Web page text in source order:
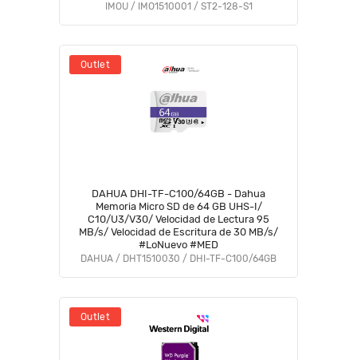
IMOU / IMO1510001 / ST2-128-S1
Outlet
DAHUA DHI-TF-C100/64GB - Dahua
Memoria Micro SD de 64 GB UHS-I/
C10/U3/V30/ Velocidad de Lectura 95
MB/s/ Velocidad de Escritura de 30 MB/s/
#LoNuevo #MED
DAHUA / DHT1510030 / DHI-TF-C100/64GB
Outlet